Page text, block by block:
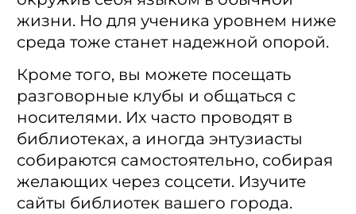
жизни. Но для ученика уровнем ниже
среда тоже станет надежной опорой.
Кроме того, вы можете посещать
разговорные клубы и общаться с
носителями. Их часто проводят в
библиотеках, а иногда энтузиасты
собираются самостоятельно, собирая
желающих через соцсети. Изучите
сайты библиотек вашего города.